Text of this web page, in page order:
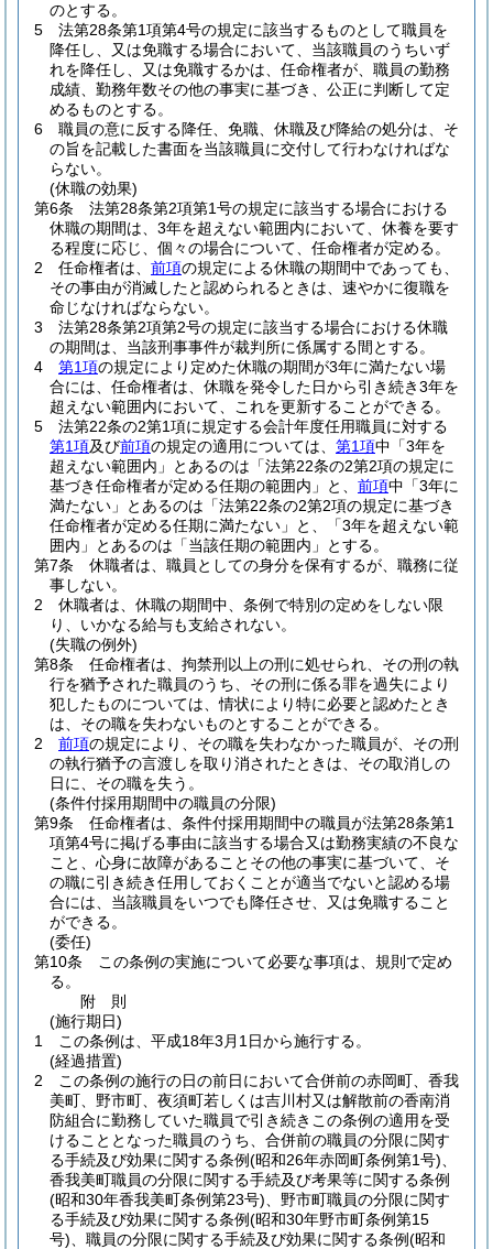
のとする。
5
法第28条第1項第4号の規定に該当するものとして職員を
降任し、又は免職する場合において、当該職員のうちいず
れを降任し、又は免職するかは、任命権者が、職員の勤務
成績、勤務年数その他の事実に基づき、公正に判断して定
めるものとする。
6
職員の意に反する降任、免職、休職及び降給の処分は、そ
の旨を記載した書面を当該職員に交付して行わなければな
らない。
(休職の効果)
第6条
法第28条第2項第1号の規定に該当する場合における
休職の期間は、3年を超えない範囲内において、休養を要す
る程度に応じ、個々の場合について、任命権者が定める。
2
任命権者は、 前項の規定による休職の期間中であっても、
その事由が消滅したと認められるときは、速やかに復職を
命じなければならない。
3
法第28条第2項第2号の規定に該当する場合における休職
の期間は、当該刑事事件が裁判所に係属する間とする。
4
第1項の規定により定めた休職の期間が3年に満たない場
合には、任命権者は、休職を発令した日から引き続き3年を
超えない範囲内において、これを更新することができる。
5
法第22条の2第1項に規定する会計年度任用職員に対する
第1項及び前項の規定の適用については、 第1項中「3年を
超えない範囲内」とあるのは「法第22条の2第2項の規定に
基づき任命権者が定める任期の範囲内」と、 前項中「3年に
満たない」とあるのは「法第22条の2第2項の規定に基づき
任命権者が定める任期に満たない」と、「3年を超えない範
囲内」とあるのは「当該任期の範囲内」とする。
第7条
休職者は、職員としての身分を保有するが、職務に従
事しない。
2
休職者は、休職の期間中、条例で特別の定めをしない限
り、いかなる給与も支給されない。
(失職の例外)
第8条
任命権者は、拘禁刑以上の刑に処せられ、その刑の執
行を猶予された職員のうち、その刑に係る罪を過失により
犯したものについては、情状により特に必要と認めたとき
は、その職を失わないものとすることができる。
2
前項の規定により、その職を失わなかった職員が、その刑
の執行猶予の言渡しを取り消されたときは、その取消しの
日に、その職を失う。
(条件付採用期間中の職員の分限)
第9条
任命権者は、条件付採用期間中の職員が法第28条第1
項第4号に掲げる事由に該当する場合又は勤務実績の不良な
こと、心身に故障があることその他の事実に基づいて、そ
の職に引き続き任用しておくことが適当でないと認める場
合には、当該職員をいつでも降任させ、又は免職すること
ができる。
(委任)
第10条
この条例の実施について必要な事項は、規則で定め
る。
附 則
(施行期日)
1
この条例は、平成18年3月1日から施行する。
(経過措置)
2
この条例の施行の日の前日において合併前の赤岡町、香我
美町、野市町、夜須町若しくは吉川村又は解散前の香南消
防組合に勤務していた職員で引き続きこの条例の適用を受
けることとなった職員のうち、合併前の職員の分限に関す
る手続及び効果に関する条例(昭和26年赤岡町条例第1号)
香我美町職員の分限に関する手続及び考果等に関する条例
(昭和30年香我美町条例第23号) 、野市町職員の分限に関す
る手続及び効果に関する条例(昭和30年野市町条例第15
号) 、職員の分限に関する手続及び効果に関する条例(昭和